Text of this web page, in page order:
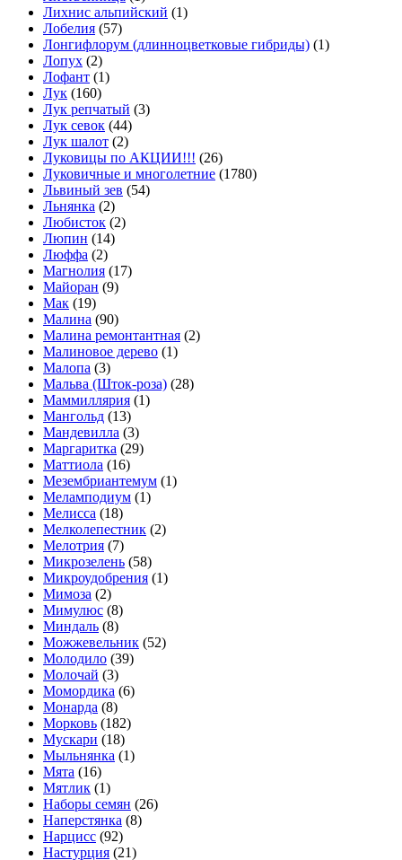
Лихнис альпийский (1)
Лобелия (57)
Лонгифлорум (длинноцветковые гибриды) (1)
Лопух (2)
Лофант (1)
Лук (160)
Лук репчатый (3)
Лук севок (44)
Лук шалот (2)
Луковицы по АКЦИИ!!! (26)
Луковичные и многолетние (1780)
Львиный зев (54)
Льнянка (2)
Любисток (2)
Люпин (14)
Люффа (2)
Магнолия (17)
Майоран (9)
Мак (19)
Малина (90)
Малина ремонтантная (2)
Малиновое дерево (1)
Малопа (3)
Мальва (Шток-роза) (28)
Маммиллярия (1)
Мангольд (13)
Мандевилла (3)
Маргаритка (29)
Маттиола (16)
Мезембриантемум (1)
Меламподиум (1)
Мелисса (18)
Мелколепестник (2)
Мелотрия (7)
Микрозелень (58)
Микроудобрения (1)
Мимоза (2)
Мимулюс (8)
Миндаль (8)
Можжевельник (52)
Молодило (39)
Молочай (3)
Момордика (6)
Монарда (8)
Морковь (182)
Мускари (18)
Мыльнянка (1)
Мята (16)
Мятлик (1)
Наборы семян (26)
Наперстянка (8)
Нарцисс (92)
Настурция (21)